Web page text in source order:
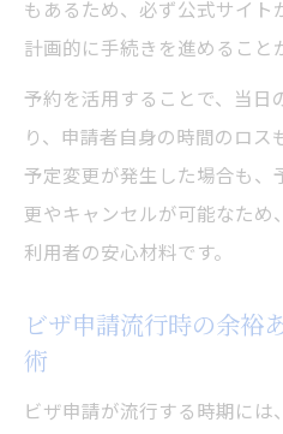
もあるため、必ず公式サイト
計画的に手続きを進めること
予約を活用することで、当日
り、申請者自身の時間のロス
予定変更が発生した場合も、
更やキャンセルが可能なため
利用者の安心材料です。
ビザ申請流行時の余裕
術
ビザ申請が流行する時期に